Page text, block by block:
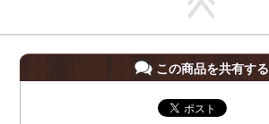
この商品を共有する